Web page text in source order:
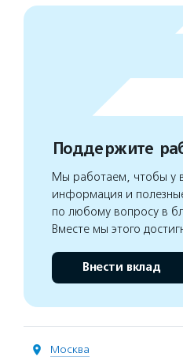
Поддержите
Мы работаем, чтобы у
информация и
по любому вопросу в
Вместе мы этого
Внести вклад
Москва